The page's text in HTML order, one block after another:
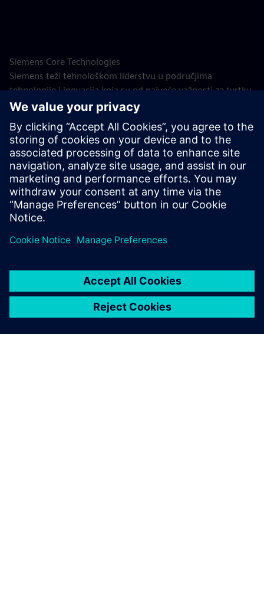
Siemens Core Technologies
Siemens teži tehnološkom liderstvu u područjima
tehnologije i inovacija koja su od najveće važnosti za tvrtku.
Ove osnovne tehnologije ključne su za dugoročni uspjeh
istraživačkog odjela za tehnologiju i različitih tvrtki ovdje
rade zajedno, konsolidirajući istraživačke i razvojne
aktivnosti tvrtke.
Povratak na sve Siemens Core Technologies